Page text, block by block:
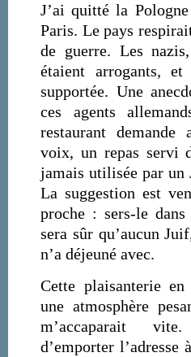
J’ai quitté la
Paris. Le pays
de guerre. Les
étaient arrogants,
supportée. Une
ces agents
restaurant
voix, un repas servi
jamais utilisée par un
La suggestion est
proche : sers-le
sera sûr qu’aucun
n’a déjeuné avec.
Cette plaisanterie en
une atmosphère
m’accaparait
d’emporter l’adresse